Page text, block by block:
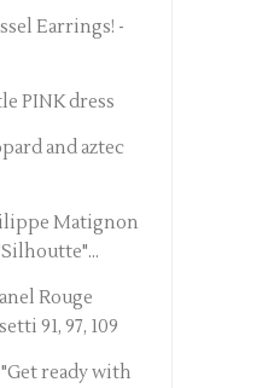
Earrings! -
PINK dress
and aztec
Matignon
Rouge
91, 97, 109
ready with